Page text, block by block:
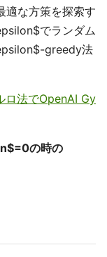
適な方策を探索す
でランダム
greedy法
ロ法でOpenAI Gy
の時の